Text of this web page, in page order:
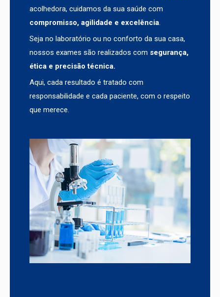
acolhedora, cuidamos da sua saúde com
compromisso, agilidade e excelência.
Seja no laboratório ou no conforto da sua casa,
nossos exames são realizados com segurança,
ética e precisão técnica.
Aqui, cada resultado é tratado com
responsabilidade e cada paciente, com o respeito
que merece.